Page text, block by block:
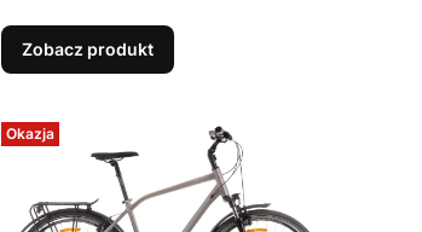
Zobacz produkt
Okazja